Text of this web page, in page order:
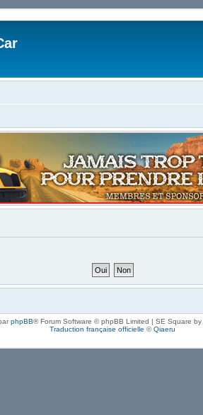
phpBB® Forum Software © phpBB Limited | SE Square by
Traduction française officielle ©Qiaeru